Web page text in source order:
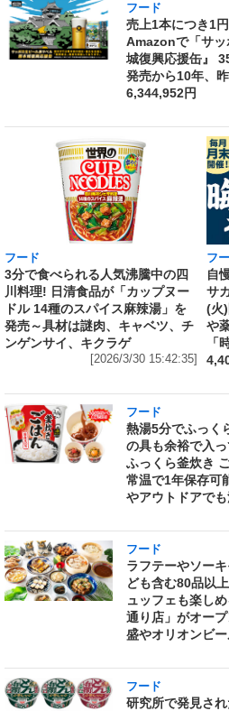
フード
売上1本につき1
Amazonで「サッ
城復興応援缶』
発売から10年、
6,344,952円
フード
3分で食べられる人気沸騰中の四
川料理! 日清食品が「カップヌー
ドル 14種のスパイス麻辣湯」を
発売～具材は謎肉、キャベツ、チ
ンゲンサイ、キクラゲ
[2026/3/30 15:42:35]
フ
自
サ
(火
や
「
フード
熱湯5分でふっく
の具も余裕で入
ふっくら釜炊き
常温で1年保存可
やアウトドアで
フード
ラフテーやソー
ども含む80品以
ュッフェも楽し
通り店」がオー
盛やオリオンビ
フード
研究所で発見さ